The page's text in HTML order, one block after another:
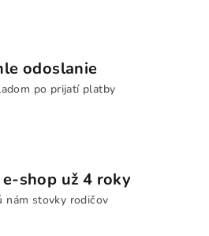
odoslanie
po prijatí platby
shop už 4 roky
nám stovky rodičov